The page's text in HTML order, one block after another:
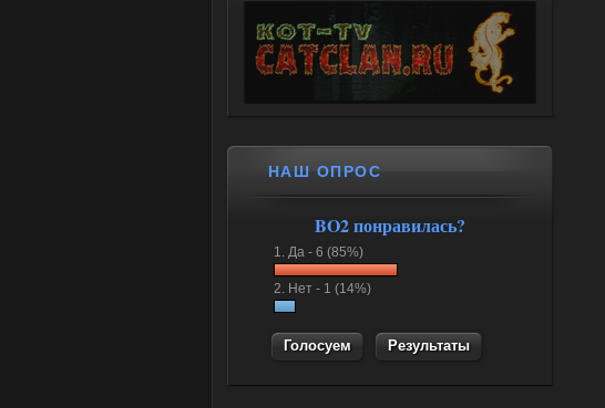
НАШ ОПРОС
BO2 понравилась?
1. Да - 6 (85%)
2. Нет - 1 (14%)
Результаты